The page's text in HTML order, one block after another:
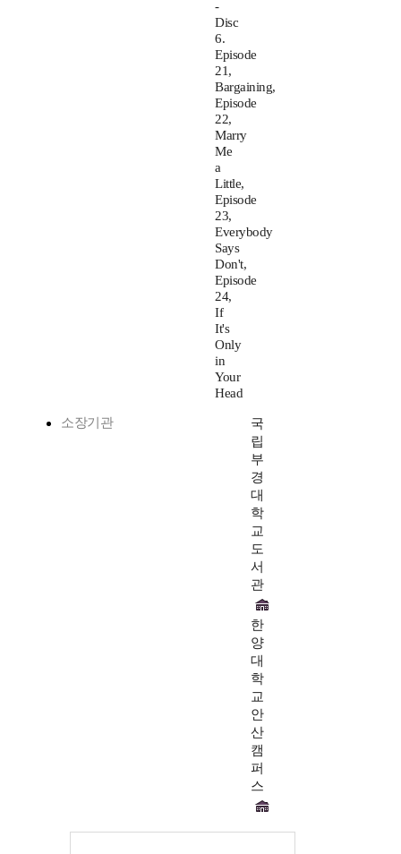
-
Disc
6.
Episode
21,
Bargaining,
Episode
22,
Marry
Me
a
Little,
Episode
23,
Everybody
Says
Don't,
Episode
24,
If
It's
Only
in
Your
Head
소장기관
국
립
부
경
대
학
교
도
서
관
한
양
대
학
교
안
산
캠
퍼
스